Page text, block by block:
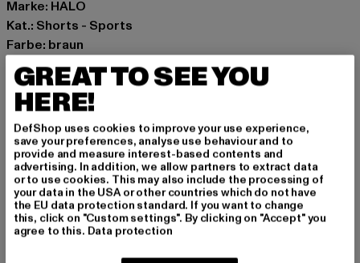
Marke: HALO
Kat.: Shorts - Sports
Farbe: braun
Hersteller Farbe: chocolate torte
Materialzusammensetzung: 100% Polyester
Art.Nr: 610217-19888
Hersteller: HUMMEL CENOZOIC APS |
info@newlinehalo.com
Balticagade 20 | 8000 Aarhus C | DK
GRÖSSE & PASSFORM
GREAT TO SEE YOU
HERE!
DefShop uses cookies to improve your use experience,
save your preferences, analyse use behaviour and to
provide and measure interest-based contents and
advertising. In addition, we allow partners to extract data
or to use cookies. This may also include the processing of
your data in the USA or other countries which do not have
the EU data protection standard. If you want to change
this, click on "Custom settings". By clicking on "Accept" you
agree to this. Data protection